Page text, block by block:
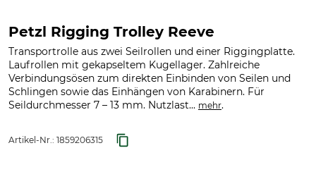
Petzl Rigging Trolley Reeve
Transportrolle aus zwei Seilrollen und einer Riggingplatte.
Laufrollen mit gekapseltem Kugellager. Zahlreiche
Verbindungsösen zum direkten Einbinden von Seilen und
Schlingen sowie das Einhängen von Karabinern. Für
Seildurchmesser 7 – 13 mm. Nutzlast... mehr.
Artikel-Nr.: 1859206315